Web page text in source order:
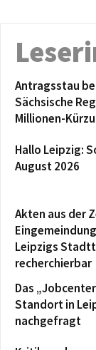
Antragsstau
Sächsische
Millionen-
Hallo Leipzig:
August 2026
Akten aus der
Leipzigs
recherchierbar
Das
Standort in
nachgefragt